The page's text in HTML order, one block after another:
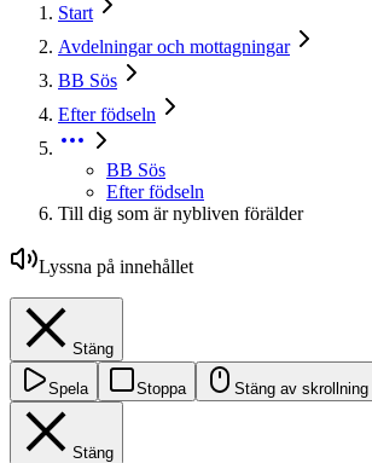
Start
Avdelningar och mottagningar
BB Sös
Efter födseln
BB Sös
Efter födseln
Till dig som är nybliven förälder
Lyssna på innehållet
Stäng
Spela Stoppa Stäng av skrollning
Stäng